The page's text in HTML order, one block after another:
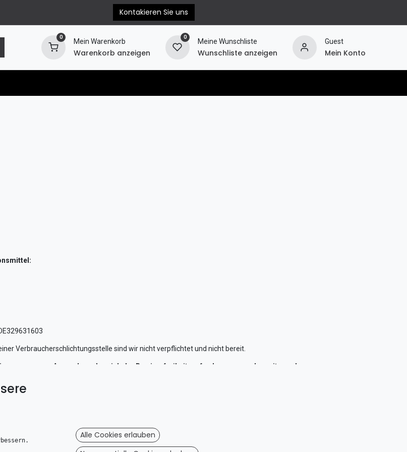
Kontakieren Sie uns
0
Mein Warenkorb
Warenkorb anzeigen
0
Meine Wunschliste
Wunschliste anzeigen
Guest
Mein Konto
Verbraucherschlichtungsstelle sind wir nicht verpflichtet und nicht bereit.
vom Anwendungsbereich der Barrierefreiheitsanforderungen und somit von der
Alle Cookies erlauben